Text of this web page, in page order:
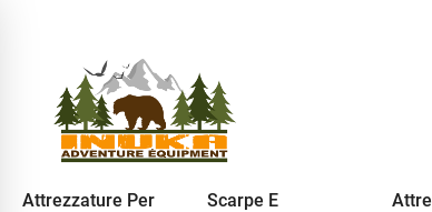
Attrezzature Per Scarpe E